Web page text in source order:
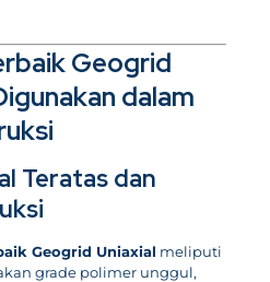
Geogrid
dalam
Teratas dan
Geogrid Uniaxial meliputi
grade polimer unggul,